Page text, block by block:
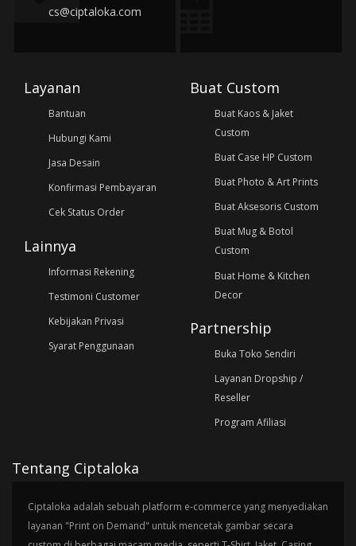
cs@ciptaloka.com
Layanan
Bantuan
Hubungi Kami
Jasa Desain
Konfirmasi Pembayaran
Cek Status Order
Lainnya
Informasi Rekening
Testimoni Customer
Kebijakan Privasi
Syarat Penggunaan
Buat Custom
Buat Kaos & Jaket
Custom
Buat Case HP Custom
Buat Photo & Art Prints
Buat Aksesoris Custom
Buat Mug & Botol
Custom
Buat Home & Kitchen
Decor
Partnership
Buka Toko Sendiri
Layanan Dropship /
Reseller
Program Afiliasi
Tentang Ciptaloka
Ciptaloka adalah sebuah platform e-commerce yang menyediakan
layanan "Print on Demand" untuk mencetak gambar secara